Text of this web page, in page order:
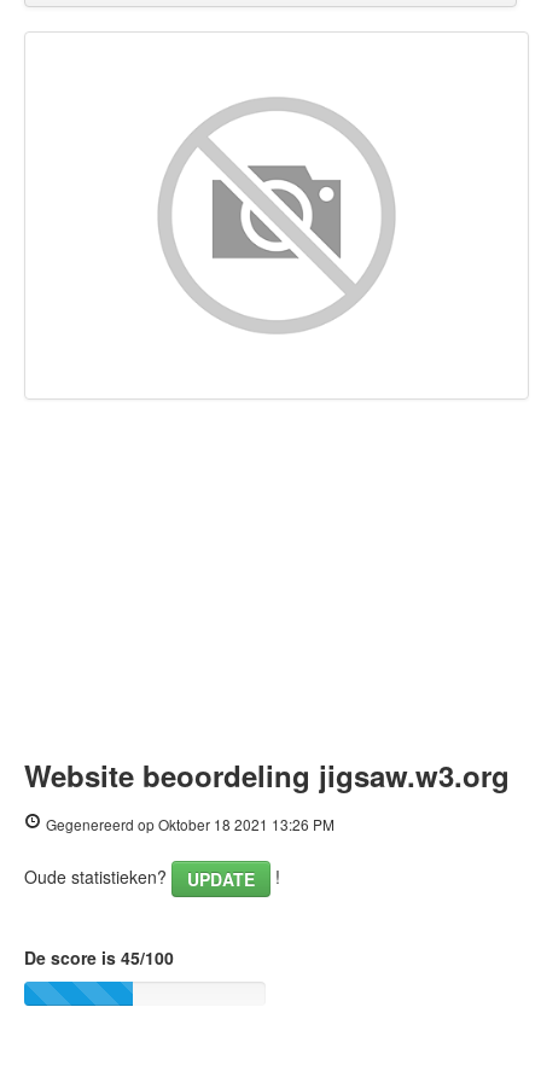
Terug naar boven
Keywords
Bruikbaarheid
Document
Website beoordeling jigsaw.w3.org
Gegenereerd op Oktober 18 2021 13:26 PM
Oude statistieken? UPDATE !
De score is 45/100